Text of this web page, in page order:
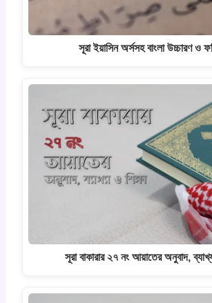
সূরা ইয়াসিন অর্সসহ বাংলা উচ্চারণ ও
সূরা বাকারার ২৭ নং আয়াতের অনুবাদ,